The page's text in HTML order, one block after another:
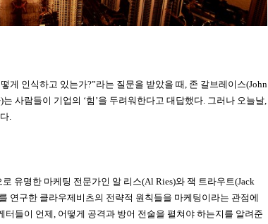
게 인식하고 있는가?”라는 질문을 받았을 때, 존 갈브레이스(John
사람들이 기업의 ‘힘’을 두려워한다고 대답했다. 그러나 오늘날,
.
유명한 마케팅 전문가인 알 리스(Al Ries)와 잭 트라우트(Jack
연구한 클라우제비츠의 전략적 원칙들을 마케팅이라는 관점에
들이 언제, 어떻게 공격과 방어 전술을 펼쳐야 하는지를 알려준